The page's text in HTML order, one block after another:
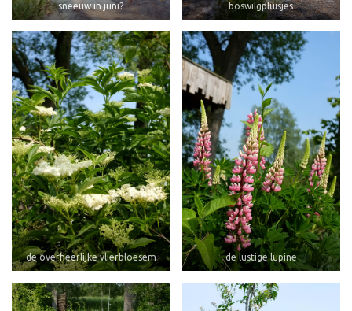
sneeuw in juni? boswilgpluisjes
de overheerlijke vlierbloesem de lustige lupine